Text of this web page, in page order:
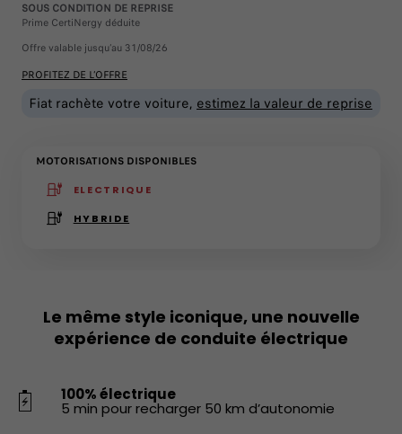
SOUS CONDITION DE REPRISE
Prime CertiNergy déduite
Offre valable jusqu’au 31/08/26
PROFITEZ DE L’OFFRE
Fiat rachète votre voiture, estimez la valeur de reprise
MOTORISATIONS DISPONIBLES
ELECTRIQUE
HYBRIDE
Le même style iconique, une nouvelle
expérience de conduite électrique
100% électrique
5 min pour recharger 50 km d’autonomie